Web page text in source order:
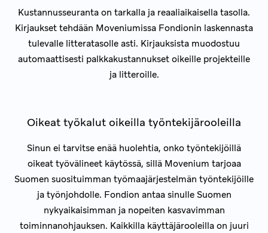
Kustannusseuranta on tarkalla ja reaaliaikaisella tasolla.
Kirjaukset tehdään Moveniumissa Fondionin laskennasta
tulevalle litteratasolle asti. Kirjauksista muodostuu
automaattisesti palkkakustannukset oikeille projekteille
ja litteroille.
Oikeat työkalut oikeilla työntekijärooleilla
Sinun ei tarvitse enää huolehtia, onko työntekijöillä
oikeat työvälineet käytössä, sillä Movenium tarjoaa
Suomen suosituimman työmaajärjestelmän työntekijöille
ja työnjohdolle. Fondion antaa sinulle Suomen
nykyaikaisimman ja nopeiten kasvavimman
toiminnanohjauksen. Kaikkilla käyttäjärooleilla on juuri